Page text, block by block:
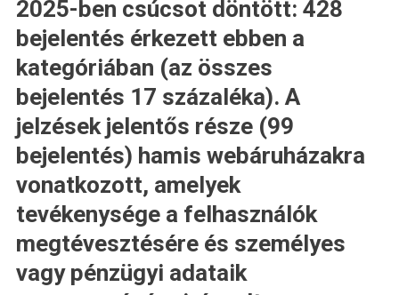
2025-ben csúcsot döntött: 428
bejelentés érkezett ebben a
kategóriában (az összes
bejelentés 17 százaléka). A
jelzések jelentős része (99
bejelentés) hamis webáruházakra
vonatkozott, amelyek
tevékenysége a felhasználók
megtévesztésére és személyes
vagy pénzügyi adataik